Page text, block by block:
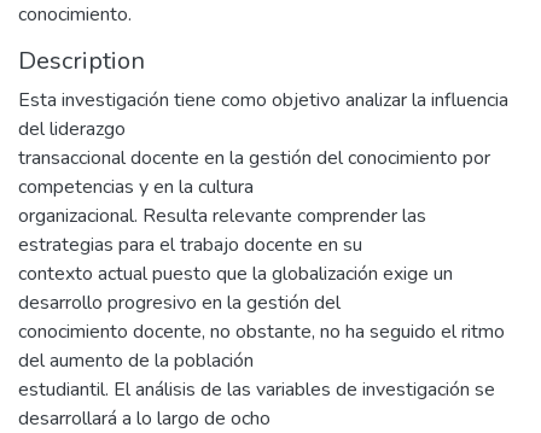
conocimiento.
Description
Esta investigación tiene como objetivo analizar la influencia
del liderazgo
transaccional docente en la gestión del conocimiento por
competencias y en la cultura
organizacional. Resulta relevante comprender las
estrategias para el trabajo docente en su
contexto actual puesto que la globalización exige un
desarrollo progresivo en la gestión del
conocimiento docente, no obstante, no ha seguido el ritmo
del aumento de la población
estudiantil. El análisis de las variables de investigación se
desarrollará a lo largo de ocho